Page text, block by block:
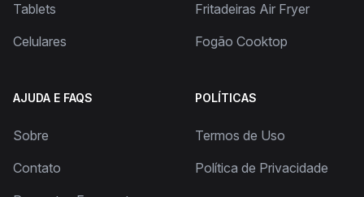
Tablets
Celulares
Fritadeiras Air Fryer
Fogão Cooktop
AJUDA E FAQS
Sobre
Contato
POLÍTICAS
Termos de Uso
Política de Privacidade